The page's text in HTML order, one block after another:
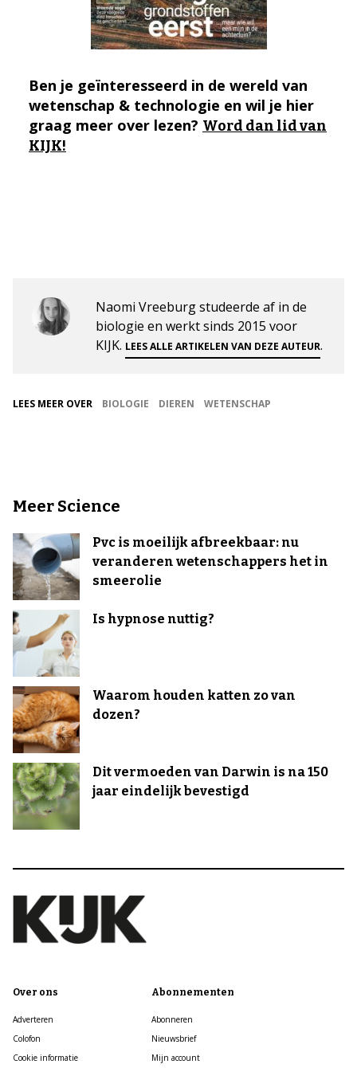
Ben je geïnteresseerd in de wereld van
wetenschap & technologie en wil je hier
graag meer over lezen? Word dan lid van
KIJK!
Naomi Vreeburg studeerde af in de
biologie en werkt sinds 2015 voor
KIJK. LEES ALLE ARTIKELEN VAN DEZE AUTEUR.
LEES MEER OVER BIOLOGIE DIEREN WETENSCHAP
Meer Science
Pvc is moeilijk afbreekbaar: nu
veranderen wetenschappers het in
smeerolie
Is hypnose nuttig?
Waarom houden katten zo van
dozen?
Dit vermoeden van Darwin is na 150
jaar eindelijk bevestigd
Over ons
Adverteren
Colofon
Cookie informatie
Abonnementen
Abonneren
Nieuwsbrief
Mijn account